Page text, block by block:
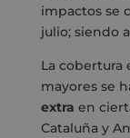
impactos se
julio; siendo
La cobertura
mayores se
extra en
Cataluña y